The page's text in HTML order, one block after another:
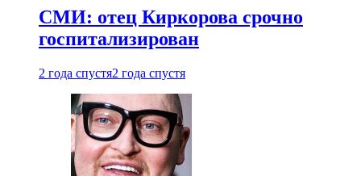
СМИ: отец Киркорова срочно
госпитализирован
2 года спустя2 года спустя